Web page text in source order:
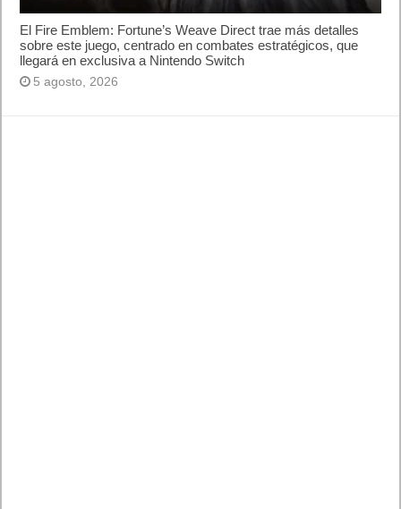
El Fire Emblem: Fortune’s Weave Direct trae más detalles
sobre este juego, centrado en combates estratégicos, que
llegará en exclusiva a Nintendo Switch
5 agosto, 2026